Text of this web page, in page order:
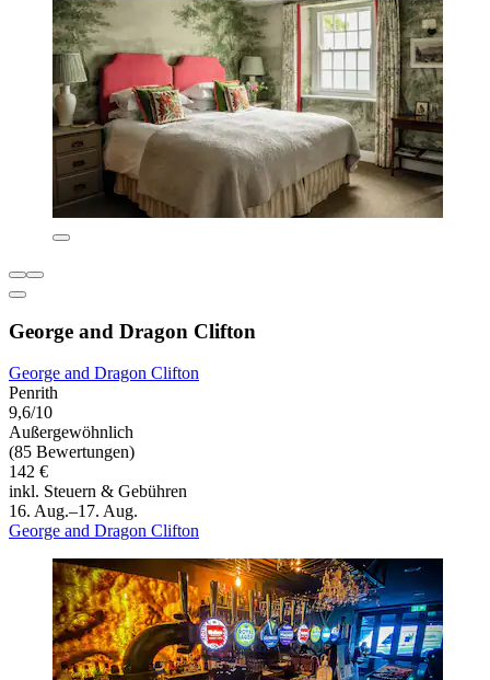
George and Dragon Clifton
George and Dragon Clifton
Penrith
9,6/10
Außergewöhnlich
(85 Bewertungen)
142 €
inkl. Steuern & Gebühren
16. Aug.–17. Aug.
George and Dragon Clifton